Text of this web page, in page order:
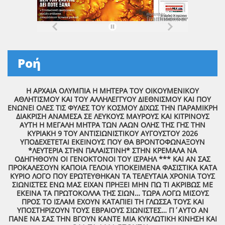
Ροή
Η ΑΡΧΑΙΑ ΟΛΥΜΠΙΑ Η ΜΗΤΕΡΑ ΤΟΥ ΟΙΚΟΥΜΕΝΙΚΟΥ
ΑΘΛΗΤΙΣΜΟΥ ΚΑΙ ΤΟΥ ΑΛΛΗΛΕΓΓΥΟΥ ΔΙΕΘΝΙΣΜΟΥ ΚΑΙ ΠΟΥ
ΕΝΩΝΕΙ ΟΛΕΣ ΤΙΣ ΦΥΛΕΣ ΤΟΥ ΚΟΣΜΟΥ ΔΙΧΩΣ ΤΗΝ ΠΑΡΑΜΙΚΡΗ
ΔΙΑΚΡΙΣΗ ΑΝΑΜΕΣΑ ΣΕ ΛΕΥΚΟΥΣ ΜΑΥΡΟΥΣ ΚΑΙ ΚΙΤΡΙΝΟΥΣ
ΑΥΤΗ Η ΜΕΓΑΛΗ ΜΗΤΡΑ ΤΩΝ ΛΑΩΝ ΟΛΗΣ ΤΗΣ ΓΗΣ ΤΗΝ
ΚΥΡΙΑΚΗ 9 ΤΟΥ ΑΝΤΙΣΙΩΝΙΣΤΙΚΟΥ ΑΥΓΟΥΣΤΟΥ 2026
ΥΠΟΔΕΧΕΤΕΤΑΙ ΕΚΕΙΝΟΥΣ ΠΟΥ ΘΑ ΒΡΟΝΤΟΦΩΝΑΞΟΥΝ
*ΛΕΥΤΕΡΙΑ ΣΤΗΝ ΠΑΛΑΙΣΤΙΝΗ* ΣΤΗΝ ΚΡΕΜΑΛΑ ΝΑ
ΟΔΗΓΗΘΟΥΝ ΟΙ ΓΕΝΟΚΤΟΝΟΙ ΤΟΥ ΙΣΡΑΗΛ *** ΚΑΙ ΑΝ ΣΑΣ
ΠΡΟΚΑΛΕΣΟΥΝ ΚΑΠΟΙΑ ΓΕΛΟΙΑ ΥΠΟΚΕΙΜΕΝΑ ΦΑΣΙΣΤΙΚΑ ΚΑΤΑ
ΚΥΡΙΟ ΛΟΓΟ ΠΟΥ ΕΡΩΤΕΥΘΗΚΑΝ ΤΑ ΤΕΛΕΥΤΑΙΑ ΧΡΟΝΙΑ ΤΟΥΣ
ΣΙΩΝΙΣΤΕΣ ΕΝΩ ΜΑΣ ΕΙΧΑΝ ΠΡΗΞΕΙ ΜΗΝ ΠΩ ΤΙ ΑΚΡΙΒΩΣ ΜΕ
ΕΚΕΙΝΑ ΤΑ ΠΡΩΤΟΚΟΛΛΑ ΤΗΣ ΣΙΩΝ… ΤΩΡΑ ΛΟΓΩ ΜΙΣΟΥΣ
ΠΡΟΣ ΤΟ ΙΣΛΑΜ ΕΧΟΥΝ ΚΑΤΑΠΙΕΙ ΤΗ ΓΛΩΣΣΑ ΤΟΥΣ ΚΑΙ
ΥΠΟΣΤΗΡΙΖΟΥΝ ΤΟΥΣ ΕΒΡΑΙΟΥΣ ΣΙΩΝΙΣΤΕΣ… ΓΙ΄ΑΥΤΟ ΑΝ
ΠΑΝΕ ΝΑ ΣΑΣ ΤΗΝ ΒΓΟΥΝ ΚΑΝΤΕ ΜΙΑ ΚΥΚΛΩΤΙΚΗ ΚΙΝΗΣΗ ΚΑΙ